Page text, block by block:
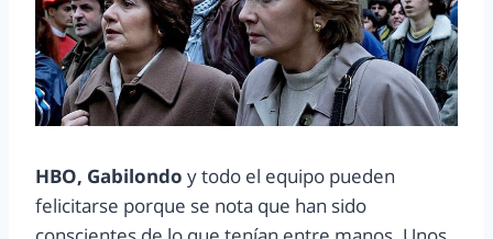
HBO, Gabilondo y todo el equipo pueden
felicitarse porque se nota que han sido